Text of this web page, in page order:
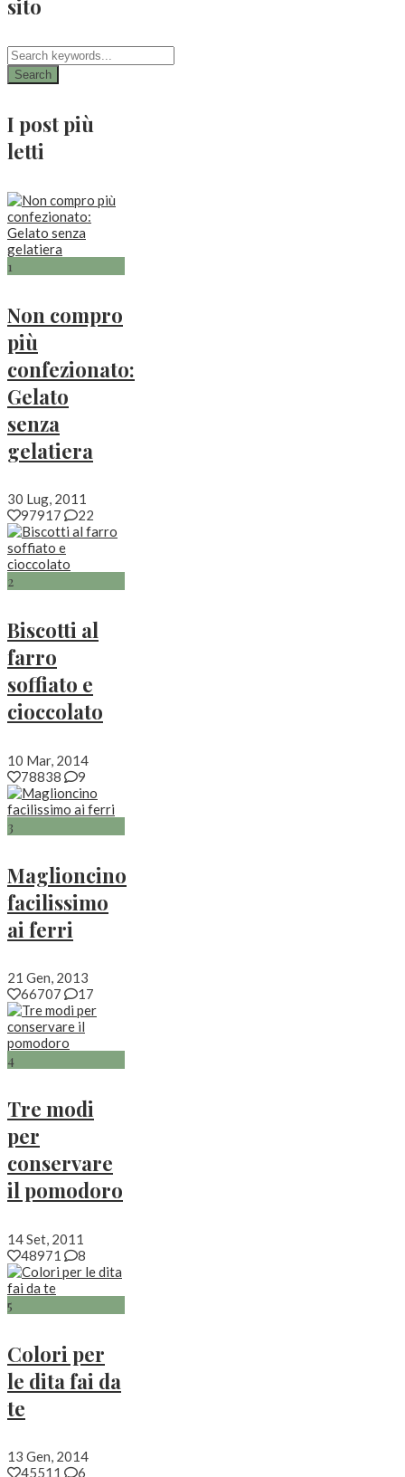
sito
Search
I post più
letti
1
Non compro
più
confezionato:
Gelato
senza
gelatiera
30 Lug, 2011
97917
22
2
Biscotti al
farro
soffiato e
cioccolato
10 Mar, 2014
78838
9
3
Maglioncino
facilissimo
ai ferri
21 Gen, 2013
66707
17
4
Tre modi
per
conservare
il pomodoro
14 Set, 2011
48971
8
5
Colori per
le dita fai da
te
13 Gen, 2014
45511
6